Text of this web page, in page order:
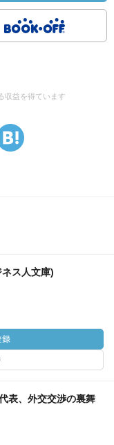
収益を得ています
ス人文庫)
表、外交交渉の裏舞